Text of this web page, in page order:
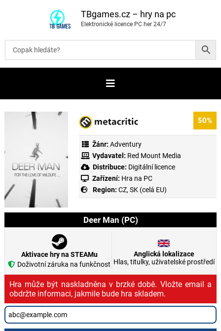
t
b
TBgames.cz – hry na pc
Elektronické licence PC her 24/7
50%
Žánr: Adventury
Vydavatel: Red Mount Media
Distribuce: Digitální licence
Zařízení: Hra na PC
Region: CZ, SK (celá EU)
Deer Man (PC)
Aktivace hry na STEAMu
Doživotní záruka na funkčnost
Anglická lokalizace
Hlas, titulky, uživatelské prostředí
Hra může být naskladněna v brzké době. Vložte email a
obdržte informaci, jakmile bude hra skladem.